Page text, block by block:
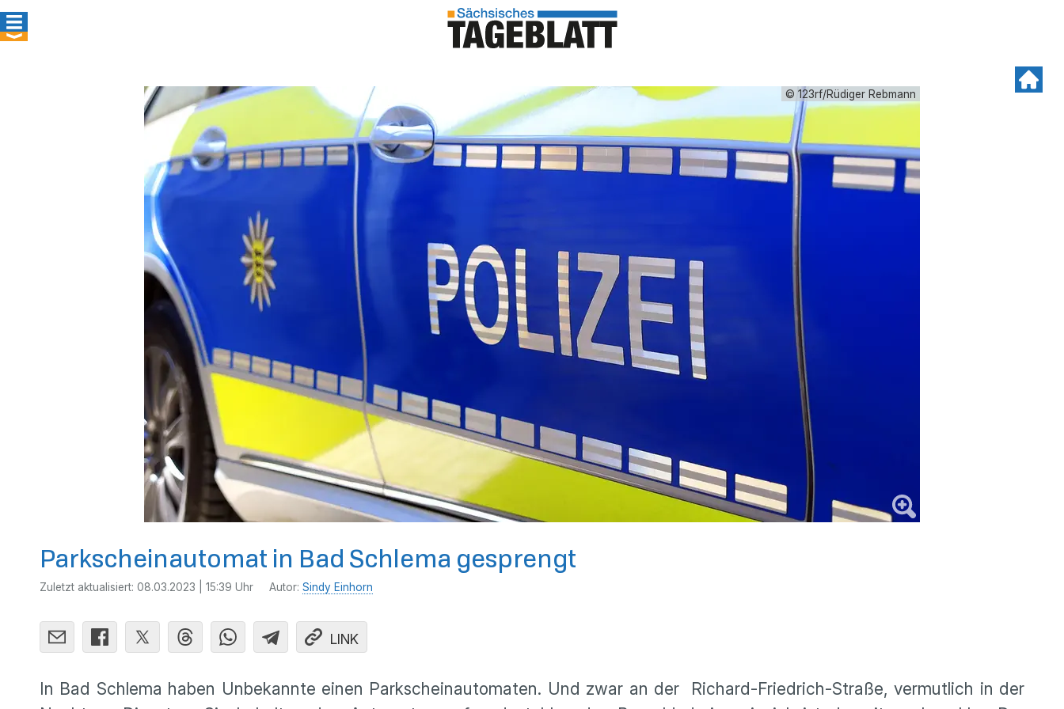
© 123rf/Rüdiger Rebmann
Parkscheinautomat in Bad Schlema gesprengt
Zuletzt aktualisiert: 08.03.2023 | 15:39 Uhr Autor: Sindy Einhorn
LINK
In Bad Schlema haben Unbekannte einen Parkscheinautomaten. Und zwar an der Richard-Friedrich-Straße, vermutlich in der